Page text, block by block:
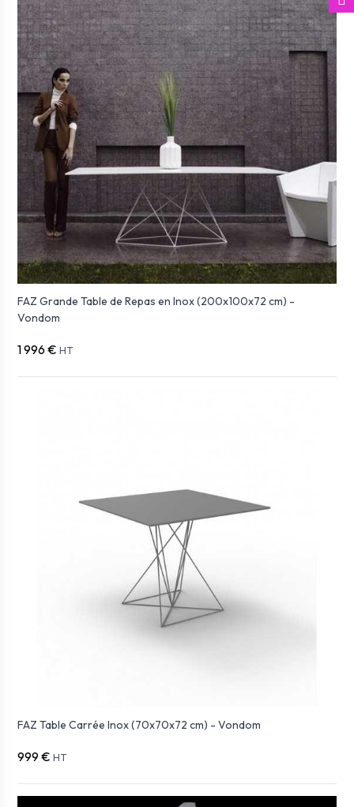
FAZ Grande Table de Repas en Inox (200x100x72 cm) -
Vondom
1 996 € HT
FAZ Table Carrée Inox (70x70x72 cm) - Vondom
999 € HT